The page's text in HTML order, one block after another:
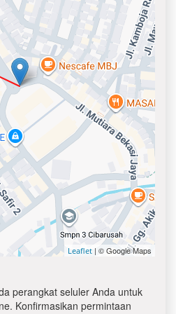
Leaflet | © Google Maps
perangkat seluler Anda untuk
Konfirmasikan permintaan